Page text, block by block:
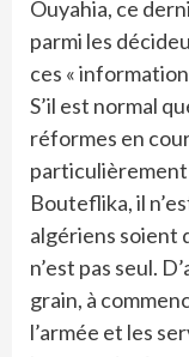
Ouyahia, ce
parmi les
ces «
S’il est normal
réformes en
particulièrement
Bouteflika, il
algériens soient
n’est pas seul.
grain, à
l’armée et les